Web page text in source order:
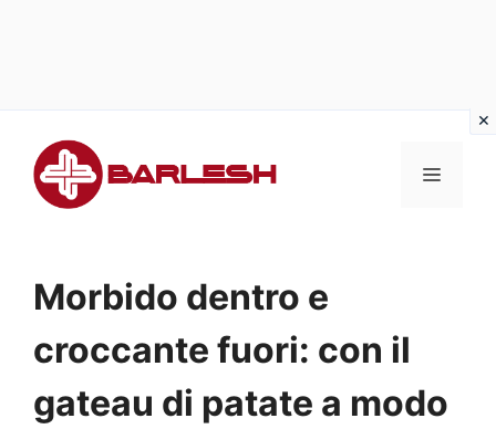
contenuto
MENU
Morbido dentro e
croccante fuori: con il
gateau di patate a modo